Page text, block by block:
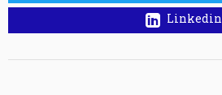
Linkedin